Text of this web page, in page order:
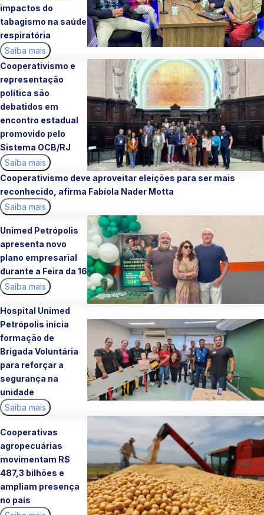
impactos do
tabagismo na saúde
respiratória
Saiba mais
Cooperativismo e
representação
política são
debatidos em
encontro estadual
promovido pelo
Sistema OCB/RJ
Saiba mais
Cooperativismo deve aproveitar eleições para ser mais
reconhecido, afirma Fabíola Nader Motta
Saiba mais
Unimed Petrópolis
apresenta novo
plano empresarial
durante a Feira da 16
Saiba mais
Hospital Unimed
Petrópolis inicia
formação de
Brigada Voluntária
para reforçar a
segurança na
unidade
Saiba mais
Cooperativas
agropecuárias
movimentam R$
487,3 bilhões e
ampliam presença
no país